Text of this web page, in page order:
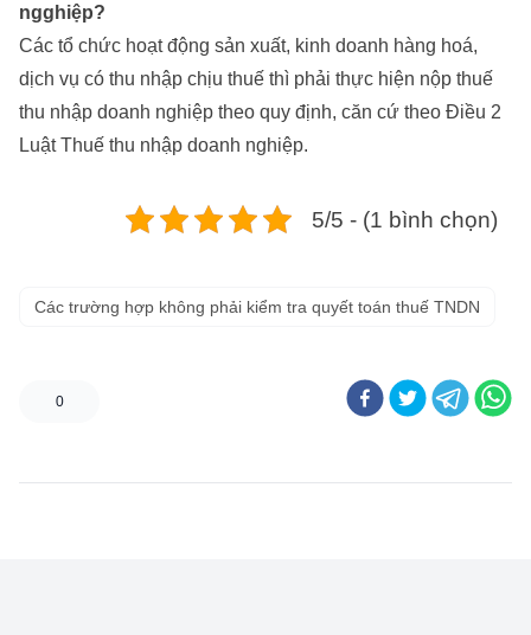
ngghiệp?
Các tổ chức hoạt động sản xuất, kinh doanh hàng hoá,
dịch vụ có thu nhập chịu thuế thì phải thực hiện nộp thuế
thu nhập doanh nghiệp theo quy định, căn cứ theo Điều 2
Luật Thuế thu nhập doanh nghiệp.
5/5 - (1 bình chọn)
Các trường hợp không phải kiểm tra quyết toán thuế TNDN
0